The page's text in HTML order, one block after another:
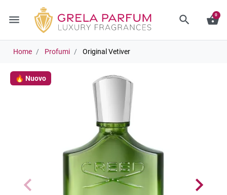
menu search shopping_basket
0
Home Profumi Original Vetiver
🔥 Nuovo